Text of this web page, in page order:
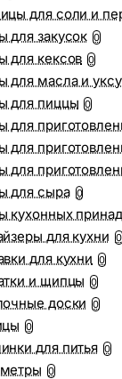
для соли и
для закусок 0
для кексов 0
для масла и
для пиццы 0
для
для
для
для сыра 0
кухонных
для кухни 0
для кухни 0
и щипцы 0
доски 0
0
для питья 0
0